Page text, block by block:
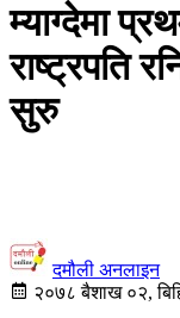
म्याग्देमा
राष्ट्रपति
सुरु
दमौली अनलाइन
२०७८ बैशाख ०२,